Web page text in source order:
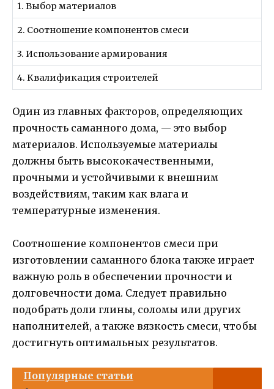
1. Выбор материалов
2. Соотношение компонентов смеси
3. Использование армирования
4. Квалификация строителей
Один из главных факторов, определяющих
прочность саманного дома, — это выбор
материалов. Используемые материалы
должны быть высококачественными,
прочными и устойчивыми к внешним
воздействиям, таким как влага и
температурные изменения.
Соотношение компонентов смеси при
изготовлении саманного блока также играет
важную роль в обеспечении прочности и
долговечности дома. Следует правильно
подобрать доли глины, соломы или других
наполнителей, а также вязкость смеси, чтобы
достигнуть оптимальных результатов.
Популярные статьи